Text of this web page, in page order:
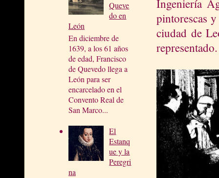
Queve
do en
León
En diciembre de
1639, a los 61 años
de edad, Francisco
de Quevedo llega a
León para ser
encarcelado en el
Convento Real de
San Marco...
El
Estanq
ue y la
Peregri
na
Ingeniería
pintorescas
ciudad de
representado.